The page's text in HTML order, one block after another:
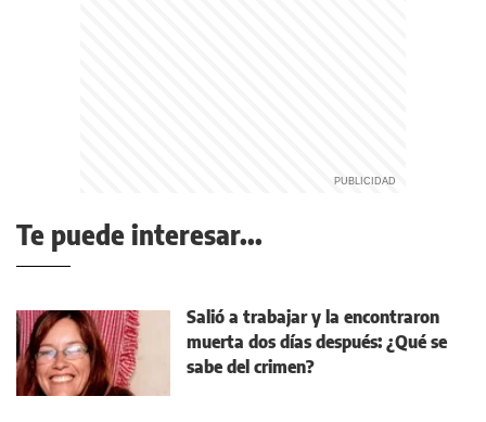
Te puede interesar...
Salió a trabajar y la encontraron
muerta dos días después: ¿Qué se
sabe del crimen?